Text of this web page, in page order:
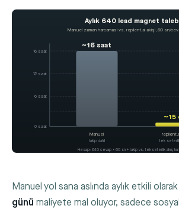
Aylık 640 lead magnet
Manuel zaman harcaması vs. replient.ai akışı, 60 sn/
16 saat
12 saat
6 saat
0 saat
~16 saat
Manuel
takip dahil
~15
tek seferlik
Hesap: 640 cevap × 60 sn + takip vs. tek seferlik akış
Manuel yol sana aslında aylık etkili olarak
günü maliyete mal oluyor, sadece